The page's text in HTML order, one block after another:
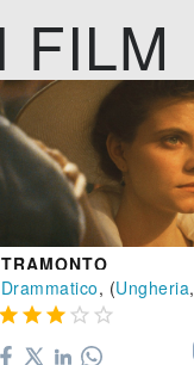
FILM
TRAMONTO
Drammatico, (Ungheria,
    